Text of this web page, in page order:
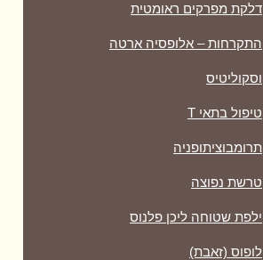
דלקת מפרקים ראומטית
התקרחות – אלופסיה ארטה
וסקוליטיס
טיפול בתאי T
תרומבוציתופניה
טרשת נפוצה
ילפת שטוחה ליכן פלנוס
לופוס (זאבת)